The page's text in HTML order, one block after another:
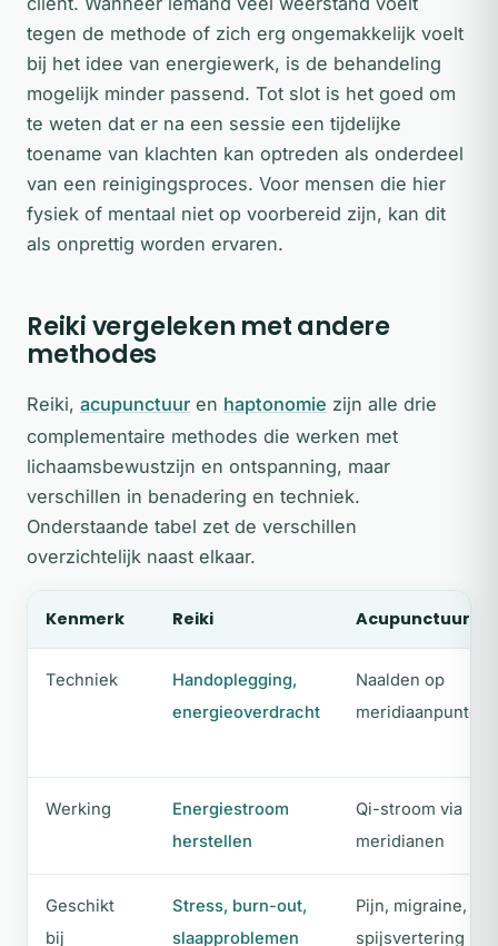
tegen de methode of zich erg ongemakkelijk voelt
bij het idee van energiewerk, is de behandeling
mogelijk minder passend. Tot slot is het goed om
te weten dat er na een sessie een tijdelijke
toename van klachten kan optreden als onderdeel
van een reinigingsproces. Voor mensen die hier
fysiek of mentaal niet op voorbereid zijn, kan dit
als onprettig worden ervaren.
Reiki vergeleken met andere
methodes
Reiki, acupunctuur en haptonomie zijn alle drie
complementaire methodes die werken met
lichaamsbewustzijn en ontspanning, maar
verschillen in benadering en techniek.
Onderstaande tabel zet de verschillen
overzichtelijk naast elkaar.
Kenmerk Reiki Acupunctuur
Techniek
Handoplegging,
energieoverdracht
Naalden op
meridiaanpunten
Werking
Energiestroom
herstellen
Qi-stroom via
meridianen
Geschikt
bij
Stress, burn-out,
slaapproblemen
Pijn, migraine,
spijsvertering